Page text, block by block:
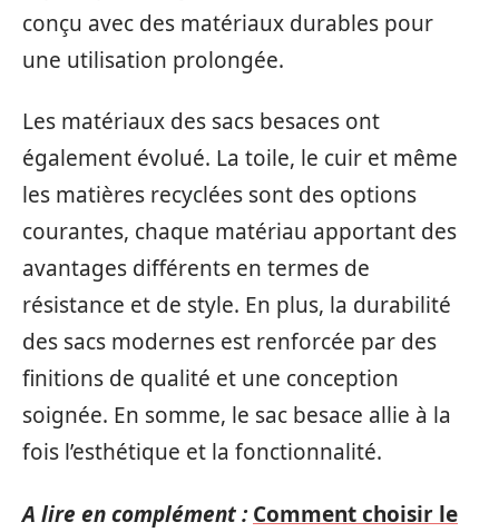
conçu avec des matériaux durables pour
une utilisation prolongée.
Les matériaux des sacs besaces ont
également évolué. La toile, le cuir et même
les matières recyclées sont des options
courantes, chaque matériau apportant des
avantages différents en termes de
résistance et de style. En plus, la durabilité
des sacs modernes est renforcée par des
finitions de qualité et une conception
soignée. En somme, le sac besace allie à la
fois l’esthétique et la fonctionnalité.
A lire en complément : Comment choisir le